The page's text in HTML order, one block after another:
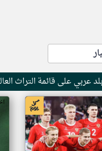
على قائمة التراث